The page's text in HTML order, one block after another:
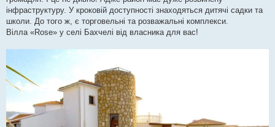
інфраструктуру. У кроковій доступності знаходяться дитячі садки та
школи. До того ж, є торговельні та розважальні комплекси.
Вілла «Rose» у селі Бахчелі від власника для вас!